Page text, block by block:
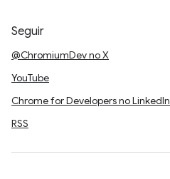
Seguir
@ChromiumDev no X
YouTube
Chrome for Developers no LinkedIn
RSS